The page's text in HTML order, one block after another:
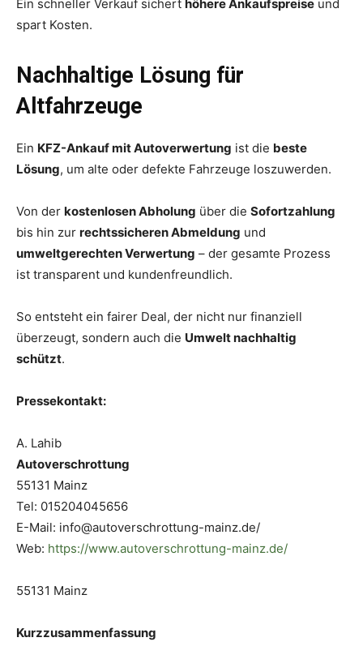
Ein schneller Verkauf sichert höhere Ankaufspreise und
spart Kosten.
Nachhaltige Lösung für
Altfahrzeuge
Ein KFZ-Ankauf mit Autoverwertung ist die beste
Lösung, um alte oder defekte Fahrzeuge loszuwerden.
Von der kostenlosen Abholung über die Sofortzahlung
bis hin zur rechtssicheren Abmeldung und
umweltgerechten Verwertung – der gesamte Prozess
ist transparent und kundenfreundlich.
So entsteht ein fairer Deal, der nicht nur finanziell
überzeugt, sondern auch die Umwelt nachhaltig
schützt.
Pressekontakt:
A. Lahib
Autoverschrottung
55131 Mainz
Tel: 015204045656
E-Mail: info@autoverschrottung-mainz.de/
Web: https://www.autoverschrottung-mainz.de/
55131 Mainz
Kurzzusammenfassung